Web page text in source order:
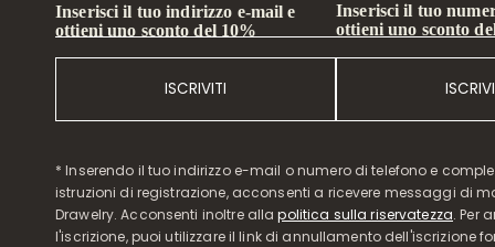
Inserisci il tuo indirizzo e-mail e
ottieni uno sconto del 10%
ISCRIVITI
Inserisci il tuo
ottieni uno sconto
* Inserendo il tuo indirizzo e-mail o numero di telefono e
istruzioni di registrazione, acconsenti a ricevere messaggi di
Drawelry. Acconsenti inoltre allapolitica sulla riservatezza. Per
l'iscrizione, puoi utilizzare il link di annullamento dell'iscrizione